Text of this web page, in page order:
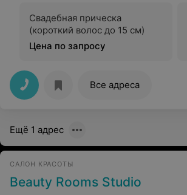
Свадебная прическа
(короткий волос до 15 см)
Цена по запросу
Все адреса
Ещё 1 адрес
САЛОН КРАСОТЫ
Beauty Rooms Studio